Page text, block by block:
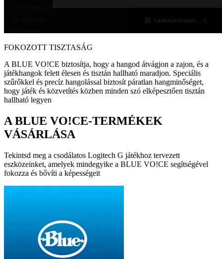
FOKOZOTT TISZTASÁG
A BLUE VO!CE biztosítja, hogy a hangod átvágjon a zajon, és a
játékhangok felett élesen és tisztán hallható maradjon. Speciális
szűrőkkel és precíz hangolással biztosít páratlan hangminőséget,
hogy játék és közvetítés közben minden szó elképesztően tisztán
hallható legyen
A BLUE VO!CE-TERMÉKEK
VÁSÁRLÁSA
Tekintsd meg a csodálatos Logitech G játékhoz tervezett
eszközeinket, amelyek mindegyike a BLUE VO!CE segítségével
fokozza és bővíti a képességeit